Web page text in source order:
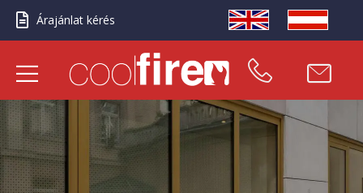
Árajánlat kérés